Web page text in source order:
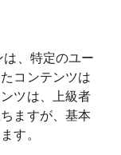
、特定のユー
コンテンツは
ツは、上級者
ますが、基本
す。